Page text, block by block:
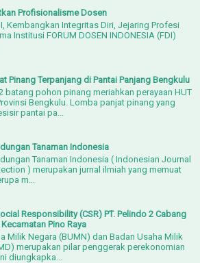
Profisionalisme Dosen
Kembangkan Integritas Diri, Jejaring Profesi
Institusi FORUM DOSEN INDONESIA (FDI)
Pinang Terpanjang di Pantai Panjang Bengkulu
batang pohon pinang meriahkan perayaan HUT
Bengkulu. Lomba panjat pinang yang
pantai pa...
Tanaman Indonesia
Tanaman Indonesia ( Indonesian Journal
) merupakan jurnal ilmiah yang memuat
m...
Responsibility (CSR) PT. Pelindo 2 Cabang
Pino Raya
Milik Negara (BUMN) dan Badan Usaha Milik
merupakan pilar penggerak perekonomian
diungkapka...